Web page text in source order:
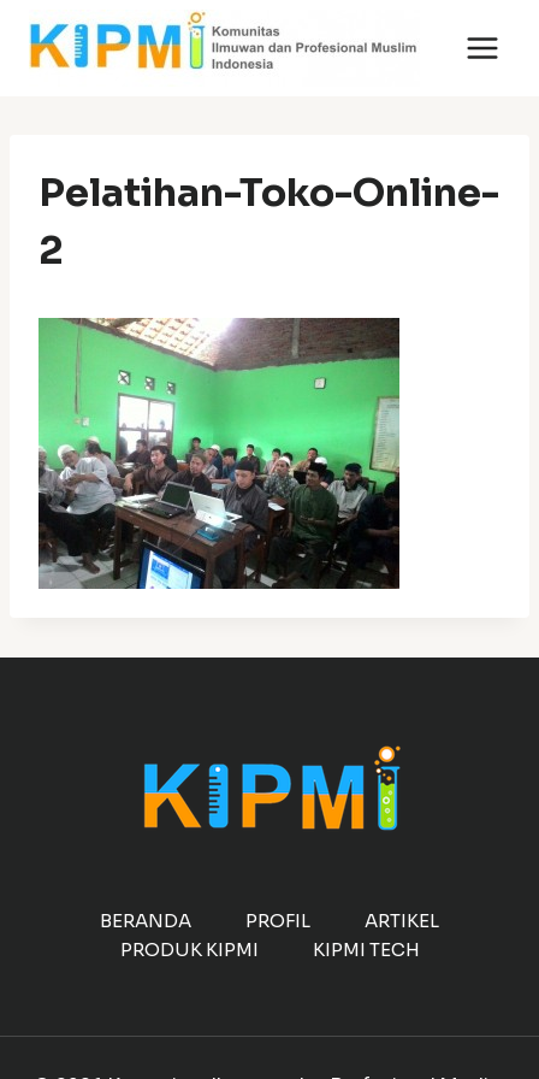
Skip
Pelatihan-Toko-Online-
2
BERANDA PROFIL
ARTIKEL
PRODUK KIPMI
KIPMI TECH